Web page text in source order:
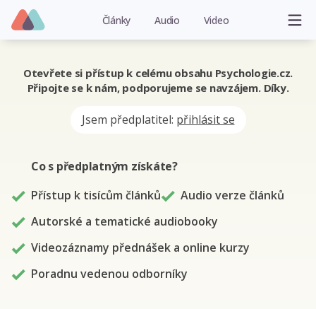
Články Audio Video
Otevřete si přístup k celému obsahu Psychologie.cz.
Připojte se k nám, podporujeme se navzájem. Díky.
Jsem předplatitel: přihlásit se
Co s předplatným získáte?
Přístup k tisícům článků
Audio verze článků
Autorské a tematické audiobooky
Videozáznamy přednášek a online kurzy
Poradnu vedenou odborníky